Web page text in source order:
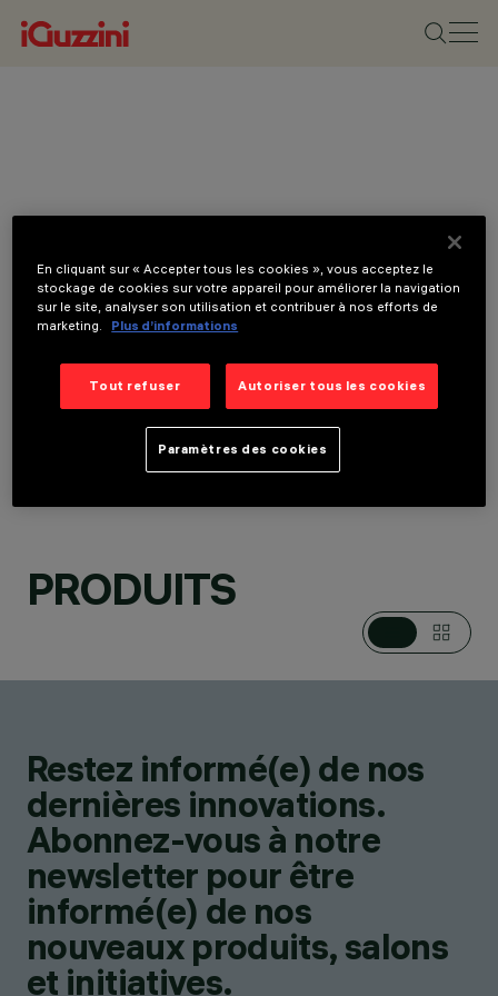
PRODUITS
PRODUITS
Restez informé(e) de nos
dernières innovations.
Abonnez-vous à notre
newsletter pour être
informé(e) de nos
nouveaux produits, salons
et initiatives.
En cliquant sur « Accepter tous les cookies », vous acceptez le
stockage de cookies sur votre appareil pour améliorer la navigation
sur le site, analyser son utilisation et contribuer à nos efforts de
marketing.
Plus d’informations
Tout refuser Autoriser tous les cookies
Paramètres des cookies